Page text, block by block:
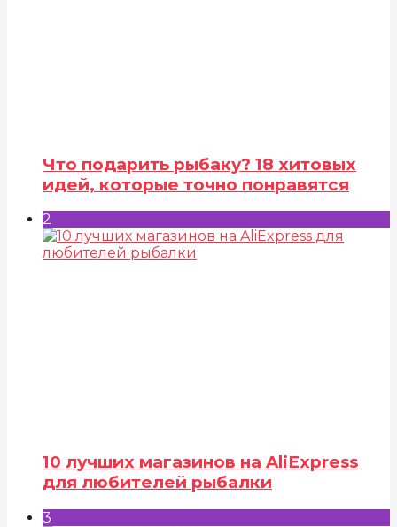
Что подарить рыбаку? 18 хитовых
идей, которые точно понравятся
2
10 лучших магазинов на AliExpress
для любителей рыбалки
3